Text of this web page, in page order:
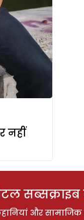
नहीं
और सामाजिक